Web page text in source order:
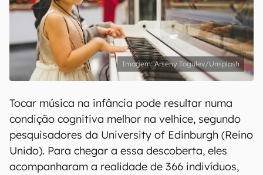
Arseny Togulev/Unsplash
Tocar música na infância pode resultar numa
condição cognitiva melhor na velhice, segundo
pesquisadores da University of Edinburgh (Reino
Unido). Para chegar a essa descoberta, eles
acompanharam a realidade de 366 indivíduos,